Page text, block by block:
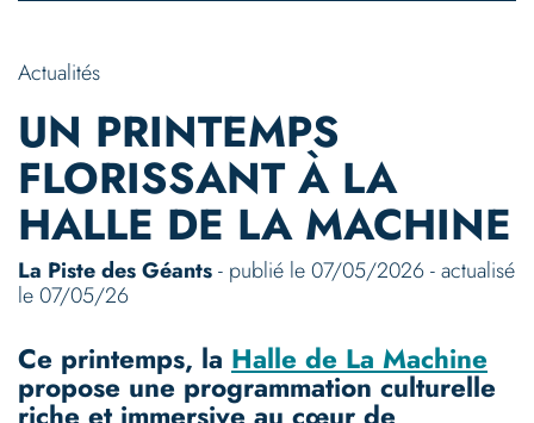
Actualités
UN PRINTEMPS
FLORISSANT À LA
HALLE DE LA MACHINE
La Piste des Géants- publié le 07/05/2026 - actualisé
le 07/05/26
Ce printemps, la Halle de La Machine
propose une programmation culturelle